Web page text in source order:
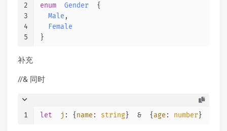
2
3
4
5
enum Gender
  {
Male ,
Female
}
补充
//& 同时
1 let j : { name : string}  &  { age : number }